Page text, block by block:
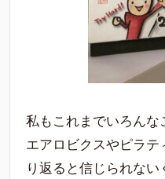
私もこれまでいろんな
エアロビクスやピラ
り返ると信じられな